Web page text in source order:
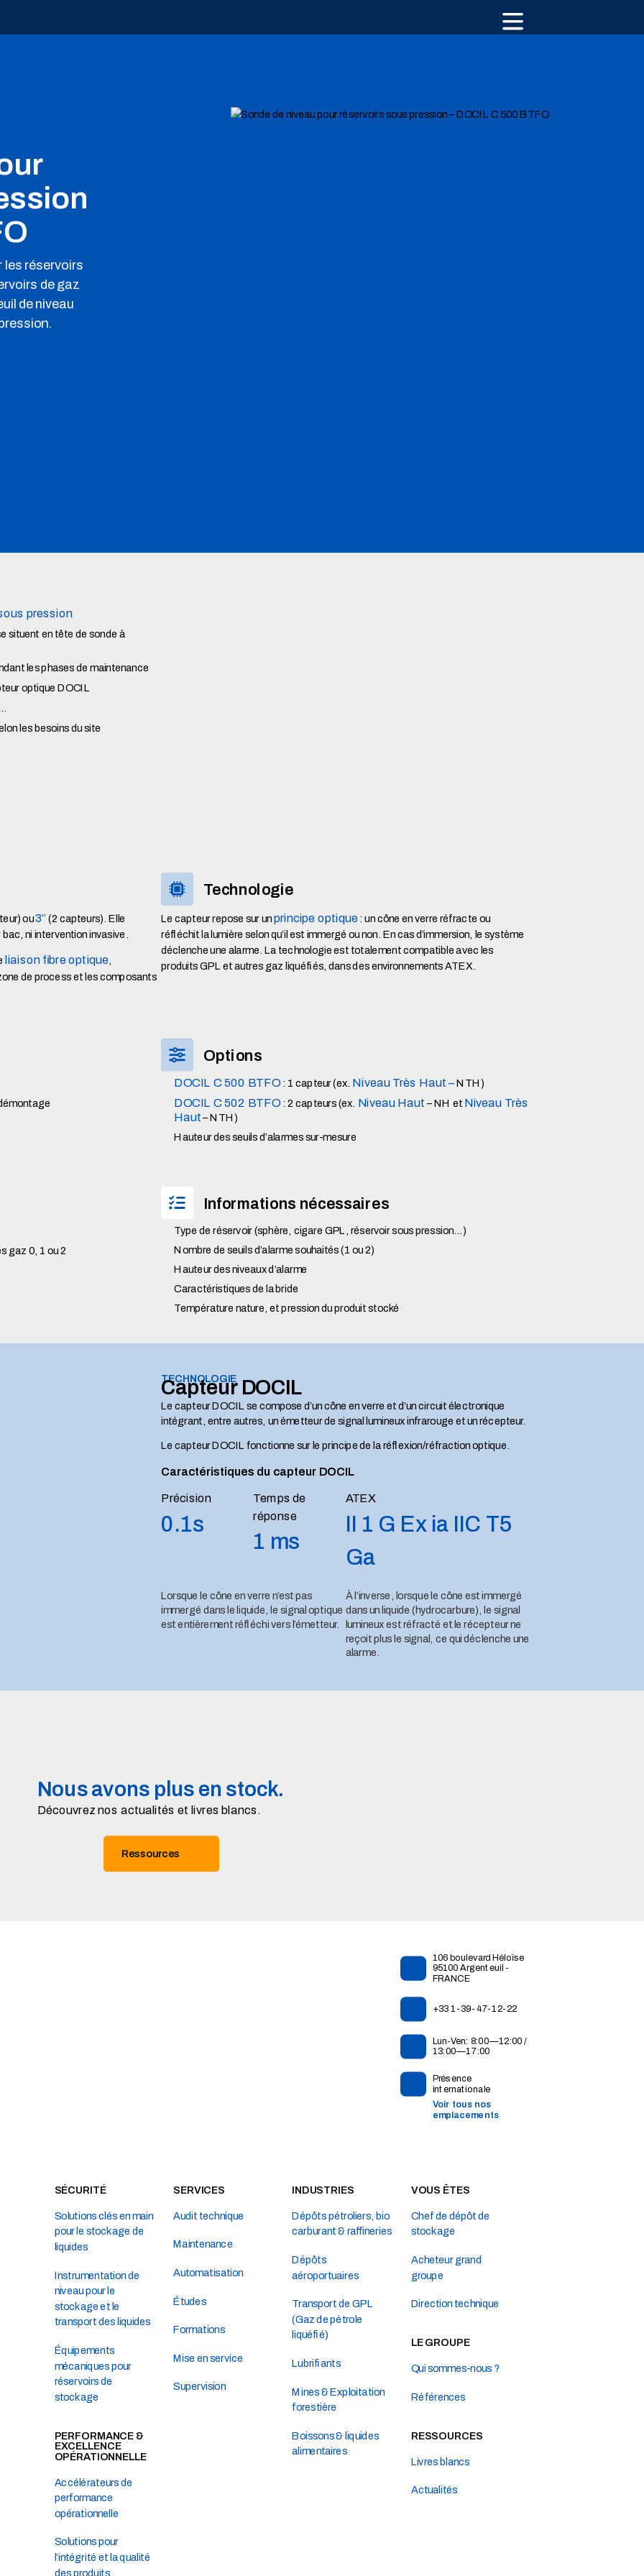
les réservoirs
de gaz
de niveau
pression
situent en tête de sonde à
les phases de maintenance
optique DOCIL
les besoins du site
ou3”(2 capteurs). Elle
ni intervention invasive.
liaison fibre optique,
de process et les composants
Technologie
Le capteur repose sur unprincipe optique: un cône en verre réfracte ou
réfléchit la lumière selon qu’il est immergé ou non. En cas d’immersion, le système
déclenche une alarme. La technologie est totalement compatible avec les
produits GPL et autres gaz liquéfiés, dans des environnements ATEX.
Options
DOCIL C 500 BTFO: 1 capteur (ex. Niveau Très Haut –NTH)
DOCIL C 502 BTFO: 2 capteurs (ex. Niveau Haut – NH et Niveau Très
Haut– NTH)
Hauteur des seuils d’alarmes sur-mesure
gaz 0, 1 ou 2
Informations nécessaires
Type de réservoir (sphère, cigare GPL, réservoir sous pression…)
Nombre de seuils d’alarme souhaités (1 ou 2)
Hauteur des niveaux d’alarme
Caractéristiques de la bride
Température nature, et pression du produit stocké
TECHNOLOGIE
Capteur DOCIL
Le capteur DOCIL se compose d’un cône en verre et d’un circuit électronique
intégrant, entre autres, un émetteur de signal lumineux infrarouge et un récepteur.
Le capteur DOCIL fonctionne sur le principe de la réflexion/réfraction optique.
Caractéristiques du capteur DOCIL
Précision
0.1s
Temps de
réponse
1 ms
ATEX
II 1 G Ex ia IIC T5
Ga
Lorsque le cône en verre n’est pas
immergé dans le liquide, le signal optique
est entièrement réfléchi vers l’émetteur.
À l’inverse, lorsque le cône est immergé
dans un liquide (hydrocarbure), le signal
lumineux est réfracté et le récepteur ne
reçoit plus le signal, ce qui déclenche une
alarme.
Nous avons plus en stock.
Découvrez nos actualités et livres blancs.
Ressources
106 boulevard Héloïse
95100 Argenteuil -
FRANCE
+33 1-39-47-12-22
Lun-Ven: 8:00—12:00 /
13:00—17:00
Présence
internationale
Voir tous nos
emplacements
SÉCURITÉ
Solutions clés en main
pour le stockage de
liquides
Instrumentation de
niveau pour le
stockage et le
transport des liquides
Équipements
mécaniques pour
réservoirs de
stockage
PERFORMANCE &
EXCELLENCE
OPÉRATIONNELLE
Accélérateurs de
performance
opérationnelle
Solutions pour
l’intégrité et la qualité
des produits
SERVICES
Audit technique
Maintenance
Automatisation
Études
Formations
Mise en service
Supervision
INDUSTRIES
Dépôts pétroliers, bio
carburant & raffineries
Dépôts
aéroportuaires
Transport de GPL
(Gaz de pétrole
liquéfié)
Lubrifiants
Mines & Exploitation
forestière
Boissons & liquides
alimentaires
VOUS ÊTES
Chef de dépôt de
stockage
Acheteur grand
groupe
Direction technique
LE GROUPE
Qui sommes-nous ?
Références
RESSOURCES
Livres blancs
Actualités